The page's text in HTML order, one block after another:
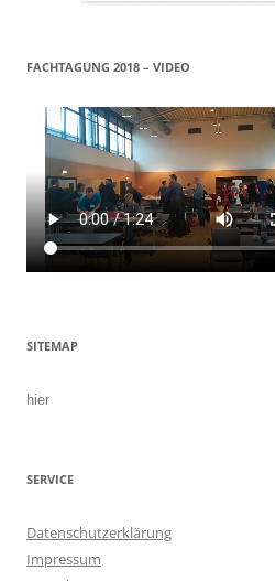
FACHTAGUNG 2018 – VIDEO
SITEMAP
hier
SERVICE
Datenschutzerklärung
Impressum